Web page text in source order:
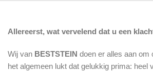
Allereerst, wat vervelend dat u een
Wij van BESTSTEIN doen er alles aan om
het algemeen lukt dat gelukkig prima: heel